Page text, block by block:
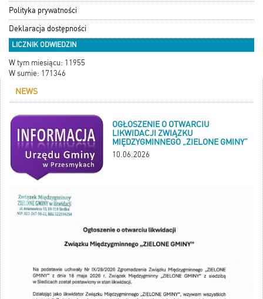
Polityka prywatności
Deklaracja dostępności
LICZNIK ODWIEDZIN
W tym miesiącu: 11955
W sumie: 171346
NEWS
OGŁOSZENIE O OTWARCIU
LIKWIDACJI ZWIĄZKU
MIĘDZYGMINNEGO „ZIELONE GMINY”
10.06.2026